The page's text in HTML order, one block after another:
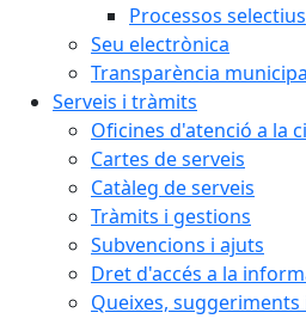
Processos selectius
Seu electrònica
Transparència
Serveis i tràmits
Oficines d'atenció a la
Cartes de serveis
Catàleg de serveis
Tràmits i gestions
Subvencions i ajuts
Dret d'accés a la
Queixes,